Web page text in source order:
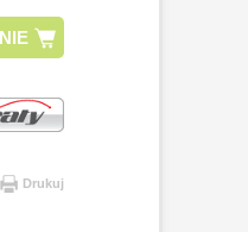
Drukuj